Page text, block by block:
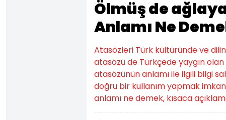
Ölmüş de
Anlamı Ne
Atasözleri Türk kültüründe ve
atasözü de Türkçede yaygın
atasözünün anlamı ile ilgili bilgi
doğru bir kullanım yapmak
anlamı ne demek, kısaca